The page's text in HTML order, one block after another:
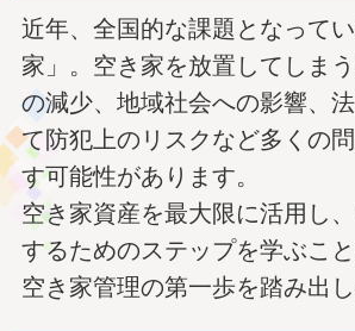
近年、全国的な課題となって
家」。空き家を放置してしま
の減少、地域社会への影響、
て防犯上のリスクなど多くの
す可能性があります。
空き家資産を最大限に活用し
するためのステップを学ぶこ
空き家管理の第一歩を踏み出